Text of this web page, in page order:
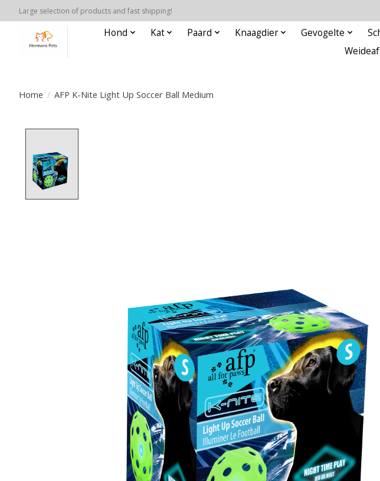
Large selection of products and fast shipping!
Hond Kat Paard Knaagdier Gevogelte
Home / AFP K-Nite Light Up Soccer Ball Medium